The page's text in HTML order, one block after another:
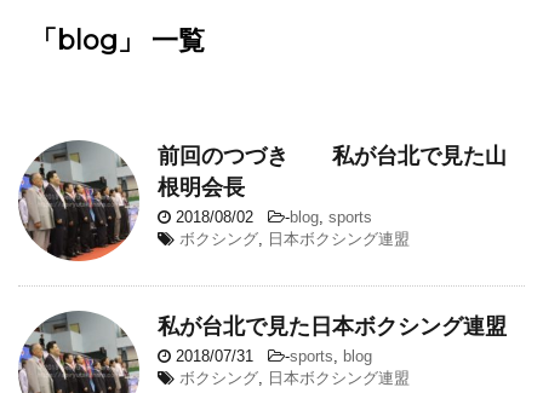
「blog」 一覧
前回のつづき 私が台北で見た山
根明会長
2018/08/02 -blog, sports
ボクシング, 日本ボクシング連盟
私が台北で見た日本ボクシング連盟
2018/07/31 -sports, blog
ボクシング, 日本ボクシング連盟